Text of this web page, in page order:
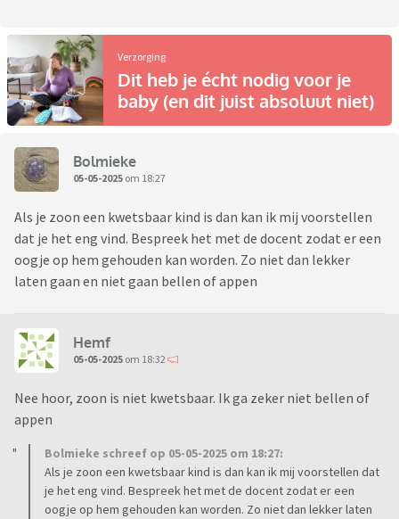
Verzorging
Dit heb je écht nodig voor je
baby (en dit juist absoluut niet)
Bolmieke
05-05-2025 om 18:27
Als je zoon een kwetsbaar kind is dan kan ik mij voorstellen
dat je het eng vind. Bespreek het met de docent zodat er een
oogje op hem gehouden kan worden. Zo niet dan lekker
laten gaan en niet gaan bellen of appen
Hemf
05-05-2025 om 18:32
Nee hoor, zoon is niet kwetsbaar. Ik ga zeker niet bellen of
appen
Bolmieke schreef op 05-05-2025 om 18:27:
Als je zoon een kwetsbaar kind is dan kan ik mij voorstellen dat
je het eng vind. Bespreek het met de docent zodat er een
oogje op hem gehouden kan worden. Zo niet dan lekker laten